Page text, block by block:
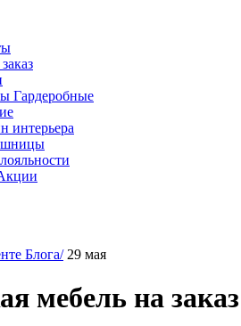
Гардеробные
интерьера
Блога/ 29 мая
мебель на